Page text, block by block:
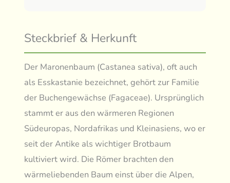
Steckbrief & Herkunft
Der Maronenbaum (Castanea sativa), oft auch
als Esskastanie bezeichnet, gehört zur Familie
der Buchengewächse (Fagaceae). Ursprünglich
stammt er aus den wärmeren Regionen
Südeuropas, Nordafrikas und Kleinasiens, wo er
seit der Antike als wichtiger Brotbaum
kultiviert wird. Die Römer brachten den
wärmeliebenden Baum einst über die Alpen,